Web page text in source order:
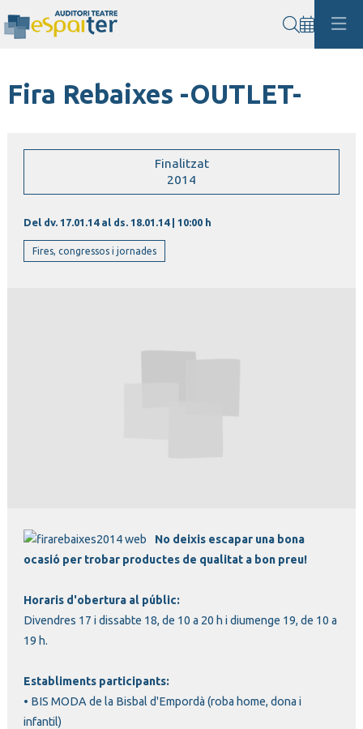
Fira Rebaixes -OUTLET-
Finalitzat
2014
Del dv. 17.01.14al ds. 18.01.14| 10:00 h
Fires, congressos i jornades
No deixis escapar una bona
ocasió per trobar productes de qualitat a bon preu!
Horaris d'obertura al públic:
Divendres 17 i dissabte 18, de 10 a 20 h i diumenge 19, de 10 a
19 h.
Establiments participants:
• BIS MODA de la Bisbal d'Empordà (roba home, dona i
infantil)